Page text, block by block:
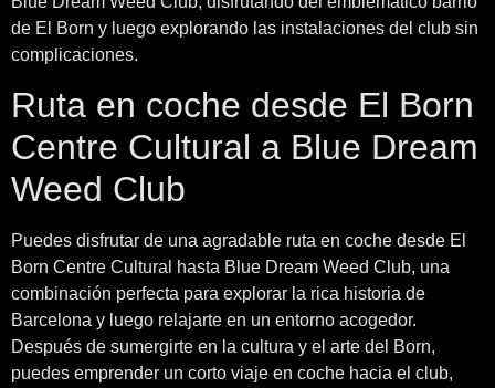
de El Born y luego explorando las instalaciones del club sin
complicaciones.
Ruta en coche desde El Born
Centre Cultural a Blue Dream
Weed Club
Puedes disfrutar de una agradable ruta en coche desde El
Born Centre Cultural hasta Blue Dream Weed Club, una
combinación perfecta para explorar la rica historia de
Barcelona y luego relajarte en un entorno acogedor.
Después de sumergirte en la cultura y el arte del Born,
puedes emprender un corto viaje en coche hacia el club,